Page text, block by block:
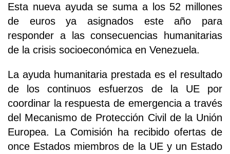
Esta nueva ayuda se suma a los 52 millones
de euros ya asignados este año para
responder a las consecuencias humanitarias
de la crisis socioeconómica en Venezuela.
La ayuda humanitaria prestada es el resultado
de los continuos esfuerzos de la UE por
coordinar la respuesta de emergencia a través
del Mecanismo de Protección Civil de la Unión
Europea. La Comisión ha recibido ofertas de
once Estados miembros de la UE y un Estado